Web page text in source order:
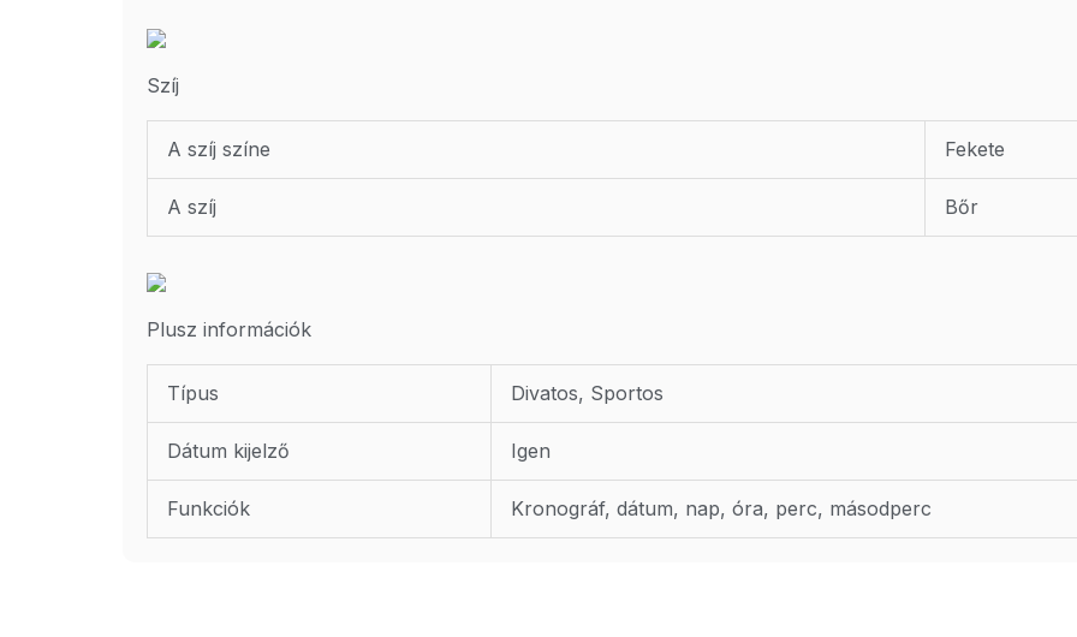
Szíj
A szíj színe Fekete
A szíj Bőr
Plusz információk
Típus Divatos, Sportos
Dátum kijelző Igen
Funkciók Kronográf, dátum, nap, óra, perc, másodperc